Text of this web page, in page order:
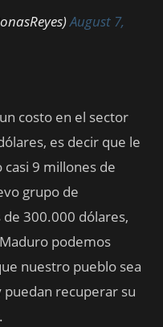
August 7,
costo en el sector
es decir que le
9 millones de
grupo de
300.000 dólares,
podemos
nuestro pueblo sea
recuperar su